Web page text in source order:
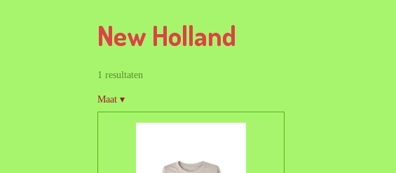
New Holland
1 resultaten
Maat ▾